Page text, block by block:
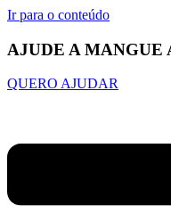
Ir para o conteúdo
AJUDE A MANGUE
QUERO AJUDAR